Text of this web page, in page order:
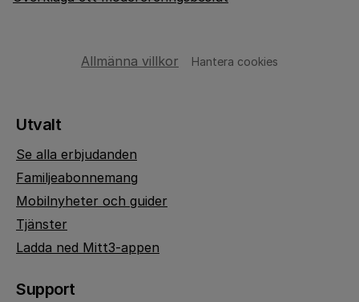
Allmänna villkor Hantera cookies
Utvalt
Se alla erbjudanden
Familjeabonnemang
Mobilnyheter och guider
Tjänster
Ladda ned Mitt3-appen
Support